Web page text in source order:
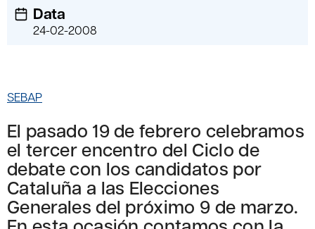
Data
24-02-2008
SEBAP
El pasado 19 de febrero celebramos
el tercer encentro del Ciclo de
debate con los candidatos por
Cataluña a las Elecciones
Generales del próximo 9 de marzo.